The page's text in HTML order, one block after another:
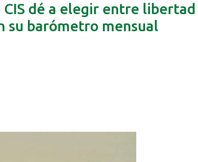
dé a elegir entre libertad
su barómetro mensual